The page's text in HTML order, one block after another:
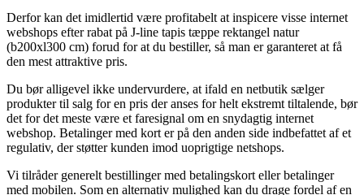
Derfor kan det imidlertid være profitabelt at inspicere visse internet
webshops efter rabat på J-line tapis tæppe rektangel natur
(b200xl300 cm) forud for at du bestiller, så man er garanteret at få
den mest attraktive pris.
Du bør alligevel ikke undervurdere, at ifald en netbutik sælger
produkter til salg for en pris der anses for helt ekstremt tiltalende, bør
det for det meste være et faresignal om en snydagtig internet
webshop. Betalinger med kort er på den anden side indbefattet af et
regulativ, der støtter kunden imod uoprigtige netshops.
Vi tilråder generelt bestillinger med betalingskort eller betalinger
med mobilen. Som en alternativ mulighed kan du drage fordel af en